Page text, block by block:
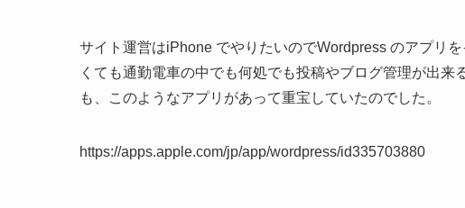
サイト運営はiPhone でやりたいのでWordpress のアプリ
くても通勤電車の中でも何処でも投稿やブログ管理が出
も、このようなアプリがあって重宝していたのでした。
https://apps.apple.com/jp/app/wordpress/id335703880